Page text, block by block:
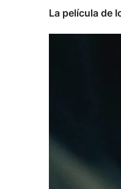
La película de